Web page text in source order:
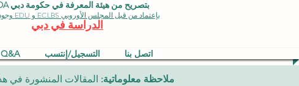
بتصريح من هيئة المعرفة في حكومة دبي KHDA
بإعتماد من قبل المجلس الأوروبي ECLBS و EDU وجودة الأيزو
الدراسة في دبي
Q&A التسجيل/إنتسب اتصل بنا
ملاحظة معلوماتية: